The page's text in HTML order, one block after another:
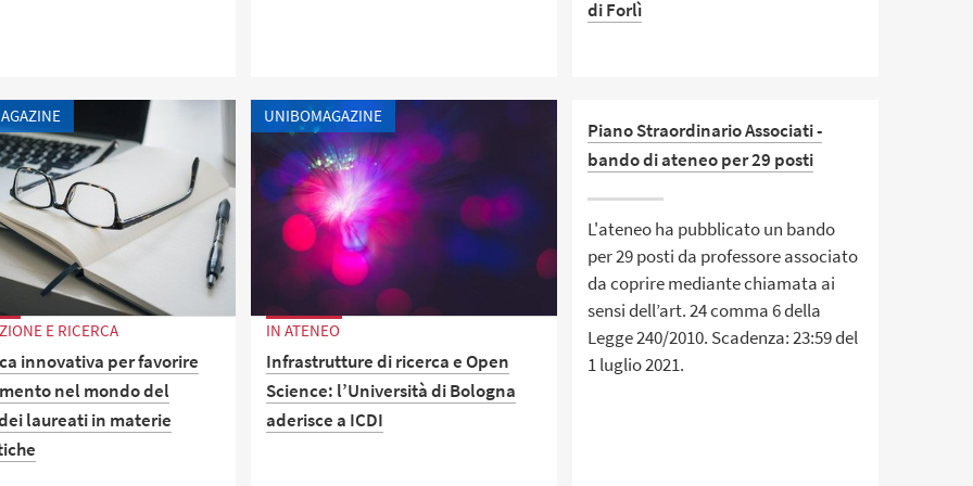
di Forlì
Federale di Germania in Italia ha
visitato il campus universitario su
E RICERCA
innovativa per favorire
nel mondo del
laureati in materie
UNIBOMAGAZINE
IN ATENEO
Infrastrutture di ricerca e Open
Science: l’Università di Bologna
aderisce a ICDI
Piano Straordinario Associati -
bando di ateneo per 29 posti
L'ateneo ha pubblicato un bando
per 29 posti da professore associato
da coprire mediante chiamata ai
sensi dell’art. 24 comma 6 della
Legge 240/2010. Scadenza: 23:59 del
1 luglio 2021.